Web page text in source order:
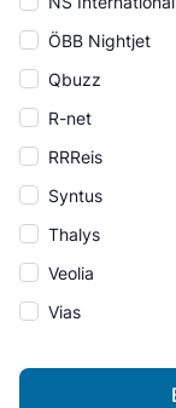
ÖBB Nightjet
Qbuzz
R-net
RRReis
Syntus
Thalys
Veolia
Vias